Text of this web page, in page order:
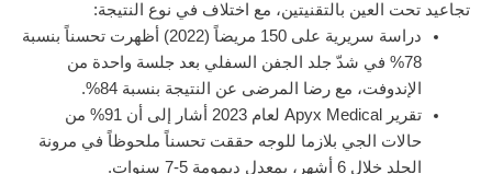
تجاعيد تحت العين بالتقنيتين، مع اختلاف في نوع النتيجة:
دراسة سريرية على 150 مريضاً (2022) أظهرت تحسناً بنسبة
78% في شدّ جلد الجفن السفلي بعد جلسة واحدة من
الإندوفت، مع رضا المرضى عن النتيجة بنسبة 84%.
تقرير Apyx Medical لعام 2023 أشار إلى أن 91% من
حالات الجي بلازما للوجه حققت تحسناً ملحوظاً في مرونة
الجلد خلال 6 أشهر، بمعدل ديمومة 5-7 سنوات.